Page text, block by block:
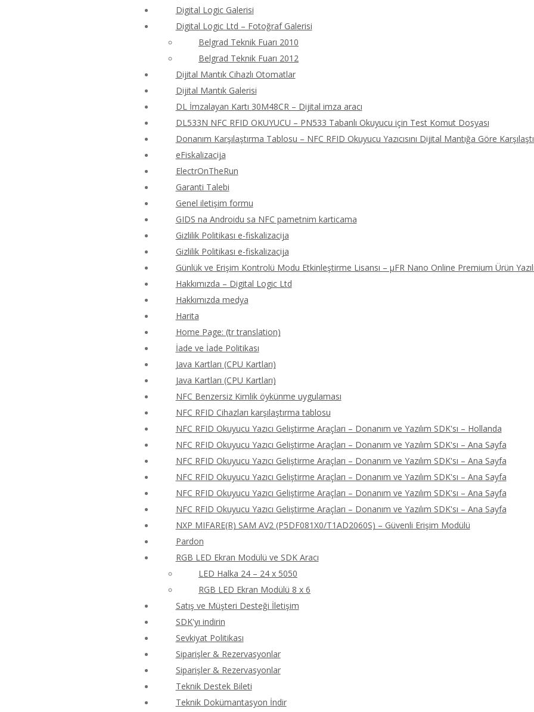
Digital Logic Galerisi
Digital Logic Ltd – Fotoğraf Galerisi
Belgrad Teknik Fuarı 2010
Belgrad Teknik Fuarı 2012
Dijital Mantık Cihazlı Otomatlar
Dijital Mantık Galerisi
DL İmzalayan Kartı 30M48CR – Dijital imza aracı
DL533N NFC RFID OKUYUCU – PN533 Tabanlı Okuyucu için Test Komut Dosyası
Donanım Karşılaştırma Tablosu – NFC RFID Okuyucu Yazıcısını Dijital Mantığa Göre
eFiskalizacija
ElectrOnTheRun
Garanti Talebi
Genel iletişim formu
GIDS na Androidu sa NFC pametnim karticama
Gizlilik Politikası e-fiskalizacija
Gizlilik Politikası e-fiskalizacija
Günlük ve Erişim Kontrolü Modu Etkinleştirme Lisansı – μFR Nano Online Premium Ürün
Hakkımızda – Digital Logic Ltd
Hakkımızda medya
Harita
Home Page: (tr translation)
İade ve İade Politikası
Java Kartları (CPU Kartları)
Java Kartları (CPU Kartları)
NFC Benzersiz Kimlik öykünme uygulaması
NFC RFID Cihazları karşılaştırma tablosu
NFC RFID Okuyucu Yazıcı Geliştirme Araçları – Donanım ve Yazılım SDK'sı – Hollanda
NFC RFID Okuyucu Yazıcı Geliştirme Araçları – Donanım ve Yazılım SDK'sı – Ana Sayfa
NFC RFID Okuyucu Yazıcı Geliştirme Araçları – Donanım ve Yazılım SDK'sı – Ana Sayfa
NFC RFID Okuyucu Yazıcı Geliştirme Araçları – Donanım ve Yazılım SDK'sı – Ana Sayfa
NFC RFID Okuyucu Yazıcı Geliştirme Araçları – Donanım ve Yazılım SDK'sı – Ana Sayfa
NFC RFID Okuyucu Yazıcı Geliştirme Araçları – Donanım ve Yazılım SDK'sı – Ana Sayfa
NXP MIFARE(R) SAM AV2 (P5DF081X0/T1AD2060S) – Güvenli Erişim Modülü
Pardon
RGB LED Ekran Modülü ve SDK Aracı
LED Halka 24 – 24 x 5050
RGB LED Ekran Modülü 8 x 6
Satış ve Müşteri Desteği İletişim
SDK'yı indirin
Sevkiyat Politikası
Siparişler & Rezervasyonlar
Siparişler & Rezervasyonlar
Teknik Destek Bileti
Teknik Dokümantasyon İndir